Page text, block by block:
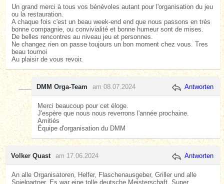
Un grand merci à tous vos bénévoles autant pour l'organisation du jeu
ou la restauration.
A chaque fois c'est un beau week-end end que nous passons en très
bonne compagnie, ou convivialité et bonne humeur sont de mises.
De belles rencontres au niveau jeu et personnes.
Ne changez rien on passe toujours un bon moment chez vous. Tres
beau tournoi
Au plaisir de vous revoir.
DMM Orga-Team am 08.07.2024 Antworten
Merci beaucoup pour cet éloge.
J'espère que nous nous reverrons l'année prochaine.
Amitiés
Équipe d'organisation du DMM
Volker Quast am 17.06.2024 Antworten
An alle Organisatoren, Helfer, Flaschenausgeber, Griller und alle
Spielpartner. Es war eine tolle deutsche Meisterschaft. Super